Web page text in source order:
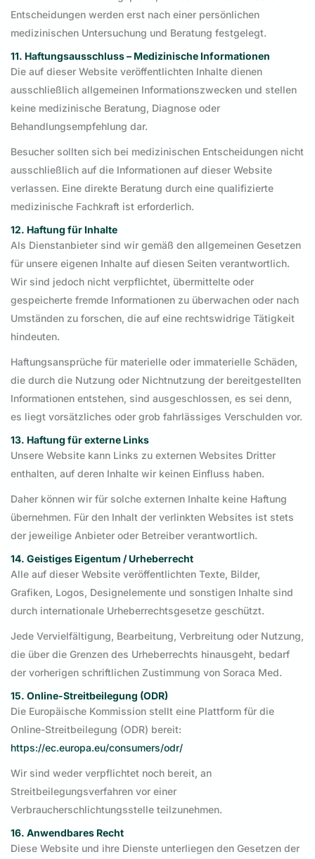
Entscheidungen werden erst nach einer persönlichen
medizinischen Untersuchung und Beratung festgelegt.
11. Haftungsausschluss – Medizinische Informationen
Die auf dieser Website veröffentlichten Inhalte dienen
ausschließlich allgemeinen Informationszwecken und stellen
keine medizinische Beratung, Diagnose oder
Behandlungsempfehlung dar.
Besucher sollten sich bei medizinischen Entscheidungen nicht
ausschließlich auf die Informationen auf dieser Website
verlassen. Eine direkte Beratung durch eine qualifizierte
medizinische Fachkraft ist erforderlich.
12. Haftung für Inhalte
Als Dienstanbieter sind wir gemäß den allgemeinen Gesetzen
für unsere eigenen Inhalte auf diesen Seiten verantwortlich.
Wir sind jedoch nicht verpflichtet, übermittelte oder
gespeicherte fremde Informationen zu überwachen oder nach
Umständen zu forschen, die auf eine rechtswidrige Tätigkeit
hindeuten.
Haftungsansprüche für materielle oder immaterielle Schäden,
die durch die Nutzung oder Nichtnutzung der bereitgestellten
Informationen entstehen, sind ausgeschlossen, es sei denn,
es liegt vorsätzliches oder grob fahrlässiges Verschulden vor.
13. Haftung für externe Links
Unsere Website kann Links zu externen Websites Dritter
enthalten, auf deren Inhalte wir keinen Einfluss haben.
Daher können wir für solche externen Inhalte keine Haftung
übernehmen. Für den Inhalt der verlinkten Websites ist stets
der jeweilige Anbieter oder Betreiber verantwortlich.
14. Geistiges Eigentum / Urheberrecht
Alle auf dieser Website veröffentlichten Texte, Bilder,
Grafiken, Logos, Designelemente und sonstigen Inhalte sind
durch internationale Urheberrechtsgesetze geschützt.
Jede Vervielfältigung, Bearbeitung, Verbreitung oder Nutzung,
die über die Grenzen des Urheberrechts hinausgeht, bedarf
der vorherigen schriftlichen Zustimmung von Soraca Med.
15. Online-Streitbeilegung (ODR)
Die Europäische Kommission stellt eine Plattform für die
Online-Streitbeilegung (ODR) bereit:
https://ec.europa.eu/consumers/odr/
Wir sind weder verpflichtet noch bereit, an
Streitbeilegungsverfahren vor einer
Verbraucherschlichtungsstelle teilzunehmen.
16. Anwendbares Recht
Diese Website und ihre Dienste unterliegen den Gesetzen der